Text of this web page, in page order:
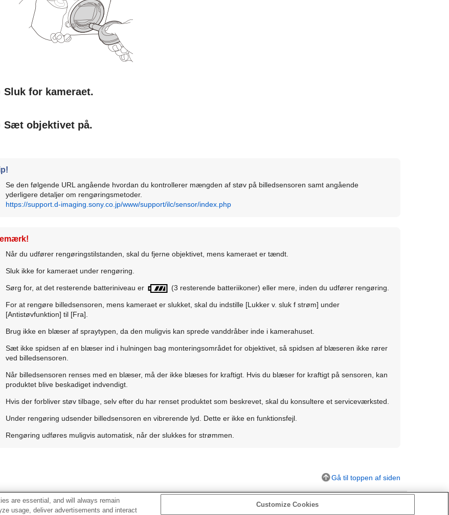
Sluk for kameraet.
Sæt objektivet på.
Se den følgende URL angående hvordan du kontrollerer mængden af støv på billedsensoren samt angående
yderligere detaljer om rengøringsmetoder.
https://support.d-imaging.sony.co.jp/www/support/ilc/sensor/index.php
Når du udfører rengøringstilstanden, skal du fjerne objektivet, mens kameraet er tændt.
Sluk ikke for kameraet under rengøring.
Sørg for, at det resterende batteriniveau er (3 resterende batteriikoner) eller mere, inden du udfører rengøring.
For at rengøre billedsensoren, mens kameraet er slukket, skal du indstille [Lukker v. sluk f strøm] under
[Antistøvfunktion] til [Fra].
Brug ikke en blæser af spraytypen, da den muligvis kan sprede vanddråber inde i kamerahuset.
Sæt ikke spidsen af en blæser ind i hulningen bag monteringsområdet for objektivet, så spidsen af blæseren ikke rører
ved billedsensoren.
Når billedsensoren renses med en blæser, må der ikke blæses for kraftigt. Hvis du blæser for kraftigt på sensoren, kan
produktet blive beskadiget indvendigt.
Hvis der forbliver støv tilbage, selv efter du har renset produktet som beskrevet, skal du konsultere et serviceværksted.
Under rengøring udsender billedsensoren en vibrerende lyd. Dette er ikke en funktionsfejl.
Rengøring udføres muligvis automatisk, når der slukkes for strømmen.
Gå til toppen af siden
emne
are essential, and will always remain
usage, deliver advertisements and interact
Customize Cookies